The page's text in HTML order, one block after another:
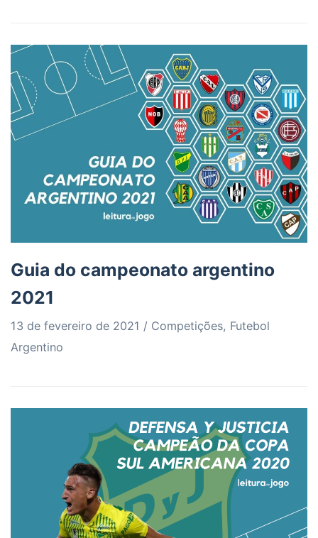
Guia do campeonato argentino
2021
13 de fevereiro de 2021 Competições, Futebol
Argentino